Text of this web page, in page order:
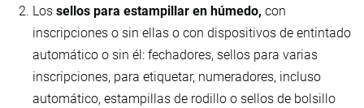
Los sellos para estampillar en húmedo, con
inscripciones o sin ellas o con dispositivos de entintado
automático o sin él: fechadores, sellos para varias
inscripciones, para etiquetar, numeradores, incluso
automático, estampillas de rodillo o sellos de bolsillo